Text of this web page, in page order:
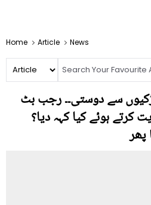
Home Article News
سے دوستی۔۔ رجب بٹ
کرتے ہوئے کیا کہہ دیا؟